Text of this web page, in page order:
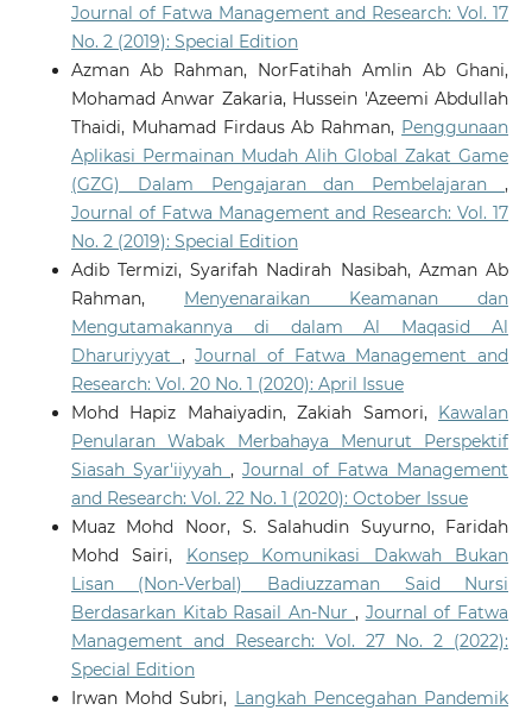
Journal of Fatwa Management and Research: Vol. 17
No. 2 (2019): Special Edition
Azman Ab Rahman, NorFatihah Amlin Ab Ghani,
Mohamad Anwar Zakaria, Hussein 'Azeemi Abdullah
Thaidi, Muhamad Firdaus Ab Rahman, Penggunaan
Aplikasi Permainan Mudah Alih Global Zakat Game
(GZG) Dalam Pengajaran dan Pembelajaran,
Journal of Fatwa Management and Research: Vol. 17
No. 2 (2019): Special Edition
Adib Termizi, Syarifah Nadirah Nasibah, Azman Ab
Rahman, Menyenaraikan Keamanan dan
Mengutamakannya di dalam Al Maqasid Al
Dharuriyyat ,Journal of Fatwa Management and
Research: Vol. 20 No. 1 (2020): April Issue
Mohd Hapiz Mahaiyadin, Zakiah Samori, Kawalan
Penularan Wabak Merbahaya Menurut Perspektif
Siasah Syar'iiyyah ,Journal of Fatwa Management
and Research: Vol. 22 No. 1 (2020): October Issue
Muaz Mohd Noor, S. Salahudin Suyurno, Faridah
Mohd Sairi, Konsep Komunikasi Dakwah Bukan
Lisan (Non-Verbal) Badiuzzaman Said Nursi
Berdasarkan Kitab Rasail An-Nur , Journal of Fatwa
Management and Research: Vol. 27 No. 2 (2022):
Special Edition
Irwan Mohd Subri, Langkah Pencegahan Pandemik